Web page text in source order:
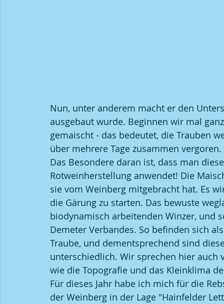
Nun, unter anderem macht er den
ausgebaut wurde. Beginnen wir mal
gemaischt - das bedeutet, die Trauben
über mehrere Tage zusammen vergoren.
Das Besondere daran ist, dass man
Rotweinherstellung anwendet! Die
sie vom Weinberg mitgebracht hat. Es
die Gärung zu starten. Das bewuste
biodynamisch arbeitenden Winzer, und
Demeter Verbandes. So befinden sich
Traube, und dementsprechend sind
unterschiedlich. Wir sprechen hier
wie die Topografie und das Kleinklima
Für dieses Jahr habe ich mich für die
der Weinberg in der Lage "Hainfelder